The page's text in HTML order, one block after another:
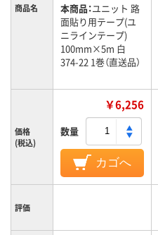
商品名 本商品：ユニット 路
面貼り用テープ(ユ
ニラインテープ)
100mm×5m 白
374-22 1巻（直送品）
価格
(税込)
￥6,256
数量
カゴへ
評価